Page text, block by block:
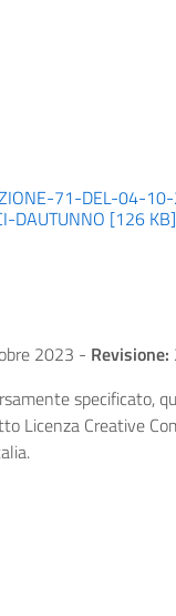
71-DEL-04-
DAUTUNNO [126 KB]
2023 - Revisione:
specificato,
Licenza Creative